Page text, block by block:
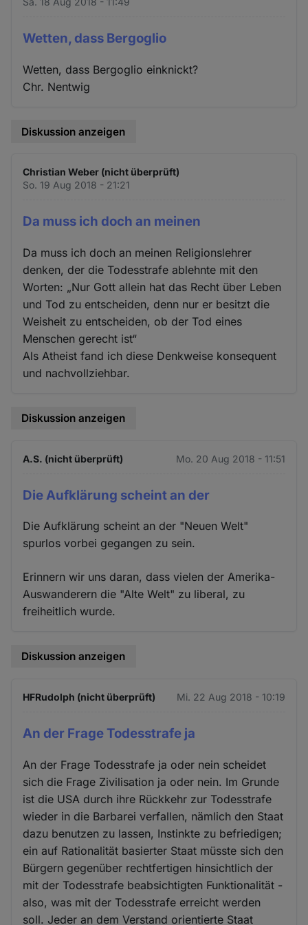
Wetten, dass Bergoglio
Wetten, dass Bergoglio einknickt?
Chr. Nentwig
Diskussion anzeigen
Christian Weber (nicht überprüft)
So. 19 Aug 2018 - 21:21
Da muss ich doch an meinen
Da muss ich doch an meinen Religionslehrer
denken, der die Todesstrafe ablehnte mit den
Worten: „Nur Gott allein hat das Recht über Leben
und Tod zu entscheiden, denn nur er besitzt die
Weisheit zu entscheiden, ob der Tod eines
Menschen gerecht ist“
Als Atheist fand ich diese Denkweise konsequent
und nachvollziehbar.
Diskussion anzeigen
A.S. (nicht überprüft) Mo. 20 Aug 2018 - 11:51
Die Aufklärung scheint an der
Die Aufklärung scheint an der "Neuen Welt"
spurlos vorbei gegangen zu sein.
Erinnern wir uns daran, dass vielen der Amerika-
Auswanderern die "Alte Welt" zu liberal, zu
freiheitlich wurde.
Diskussion anzeigen
HFRudolph (nicht überprüft) Mi. 22 Aug 2018 - 10:19
An der Frage Todesstrafe ja
An der Frage Todesstrafe ja oder nein scheidet
sich die Frage Zivilisation ja oder nein. Im Grunde
ist die USA durch ihre Rückkehr zur Todesstrafe
wieder in die Barbarei verfallen, nämlich den Staat
dazu benutzen zu lassen, Instinkte zu befriedigen;
ein auf Rationalität basierter Staat müsste sich den
Bürgern gegenüber rechtfertigen hinsichtlich der
mit der Todesstrafe beabsichtigten Funktionalität -
also, was mit der Todesstrafe erreicht werden
soll. Jeder an dem Verstand orientierte Staat
Cookies